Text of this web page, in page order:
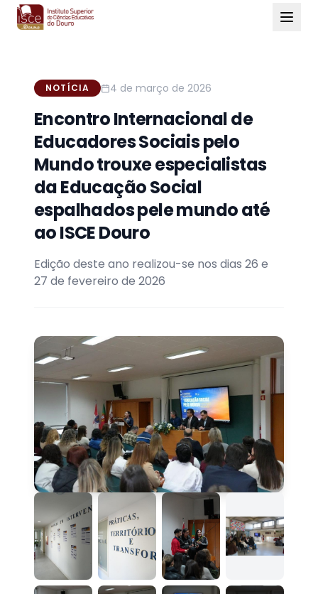
NOTÍCIA 4 de março de 2026
Encontro Internacional de
Educadores Sociais pelo
Mundo trouxe especialistas
da Educação Social
espalhados pele mundo até
ao ISCE Douro
Edição deste ano realizou-se nos dias 26 e
27 de fevereiro de 2026